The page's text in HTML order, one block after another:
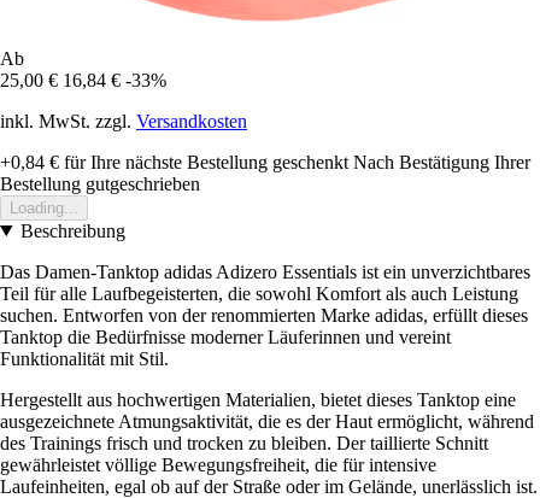
Ab
25,00 € 16,84 € -33%
inkl. MwSt. zzgl. Versandkosten
+0,84 € für Ihre nächste Bestellung geschenkt Nach Bestätigung Ihrer
Bestellung gutgeschrieben
Loading...
Beschreibung
Das Damen-Tanktop adidas Adizero Essentials ist ein unverzichtbares
Teil für alle Laufbegeisterten, die sowohl Komfort als auch Leistung
suchen. Entworfen von der renommierten Marke adidas, erfüllt dieses
Tanktop die Bedürfnisse moderner Läuferinnen und vereint
Funktionalität mit Stil.
Hergestellt aus hochwertigen Materialien, bietet dieses Tanktop eine
ausgezeichnete Atmungsaktivität, die es der Haut ermöglicht, während
des Trainings frisch und trocken zu bleiben. Der taillierte Schnitt
gewährleistet völlige Bewegungsfreiheit, die für intensive
Laufeinheiten, egal ob auf der Straße oder im Gelände, unerlässlich ist.